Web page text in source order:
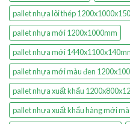
pallet nhựa lõi thép
pallet nhựa mới 1200x1000mm
pallet nhựa mới
pallet nhựa mới màu đen
pallet nhựa xuất khẩu
pallet nhựa xuất khẩu hàng mới